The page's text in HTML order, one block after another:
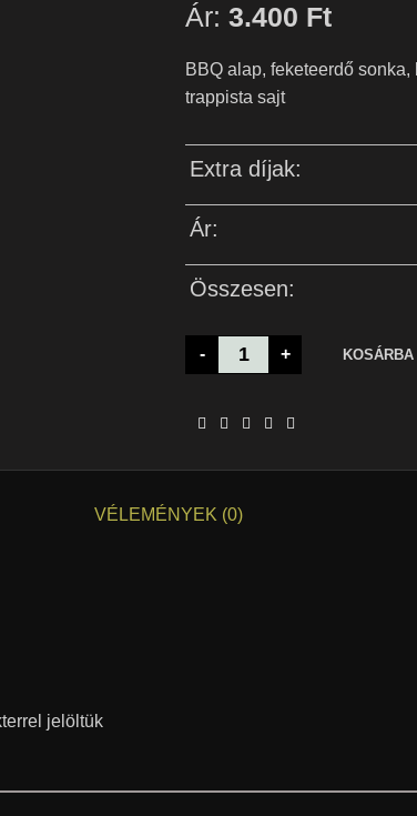
Ár: 3.400 Ft
BBQ alap, feketeerdő
trappista sajt
Extra díjak:
Ár:
Összesen:
- +
VÉLEMÉNYEK (0)
jelöltük